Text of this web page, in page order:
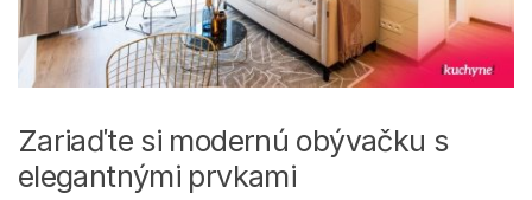
Zariaďte si modernú obývačku s
elegantnými prvkami